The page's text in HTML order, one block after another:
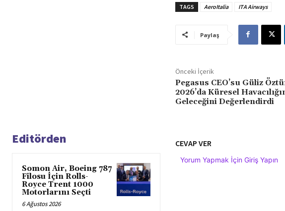
TAGS AeroItalia ITA Airways
Paylaş
Önceki İçerik
Pegasus CEO’su Güliz
2026’da Küresel
Geleceğini Değerlendirdi
Editörden
Somon Air, Boeing 787
Filosu İçin Rolls-
Royce Trent 1000
Motorlarını Seçti
6 Ağustos 2026
CEVAP VER
Yorum Yapmak İçin Giriş Yapın